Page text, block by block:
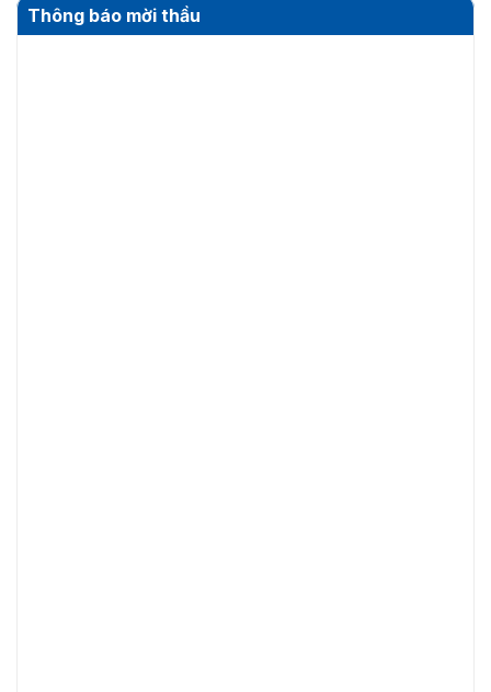
Thông báo mời thầu